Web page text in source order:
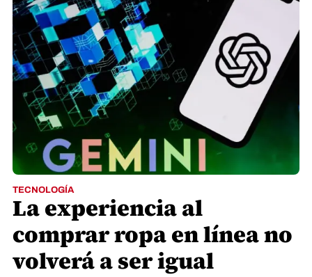
TECNOLOGÍA
La experiencia al
comprar ropa en línea no
volverá a ser igual